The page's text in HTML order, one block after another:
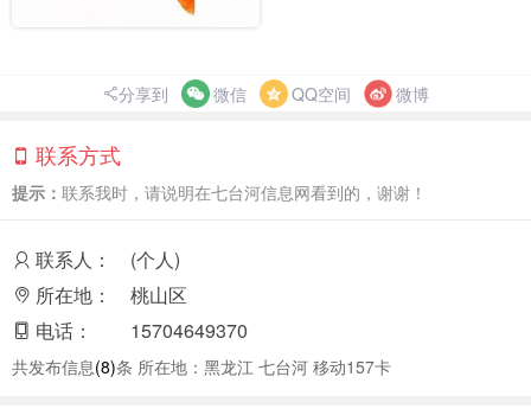
分享到 微信 QQ空间 微博
联系方式
提示： 联系我时，请说明在七台河信息网看到的，谢谢！
联系人：
(个人)
所在地：
桃山区
电话：
15704649370
共发布信息(8)条 所在地：黑龙江 七台河 移动157卡